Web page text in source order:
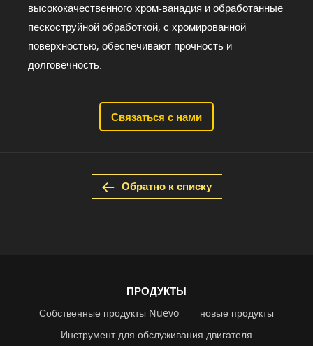
высококачественного хром-ванадия и обработанные
пескоструйной обработкой, с хромированной
поверхностью, обеспечивают прочность и
долговечность.
Связаться с нами
Обратно к списку
ПРОДУКТЫ
Собственные продукты Nuevo
новые продукты
Инструмент для обслуживания двигателя